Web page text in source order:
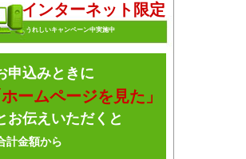
インターネット限定
うれしいキャンペーン中実施中
申込みときに
ホームページを見た」
お伝えいただくと
計金額から